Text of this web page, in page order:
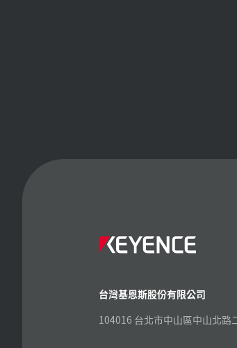
台灣基恩斯股份有限公司
104016 台北市中山區中山北路